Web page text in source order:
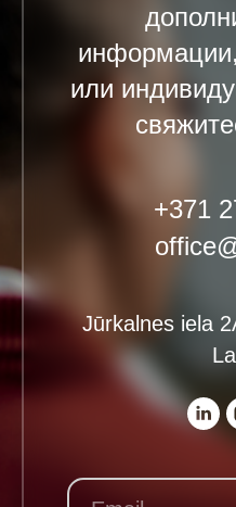
или
+371
Jūrkalnes iela